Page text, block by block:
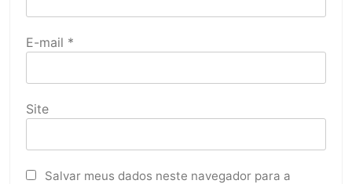
E-mail *
Site
Salvar meus dados neste navegador para a